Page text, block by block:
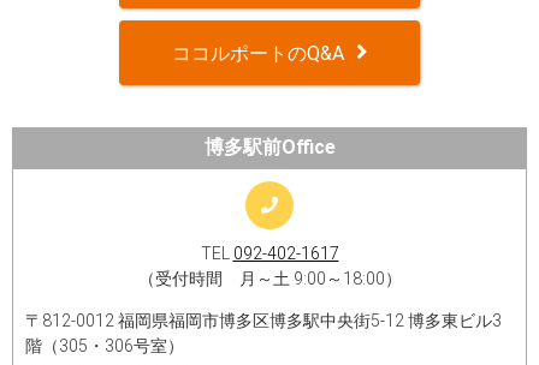
ココルポートのQ&A
博多駅前Office
TEL 092-402-1617
（受付時間 月～土 9:00～18:00）
〒812-0012 福岡県福岡市博多区博多駅中央街5-12 博多東ビル3
階（305・306号室）